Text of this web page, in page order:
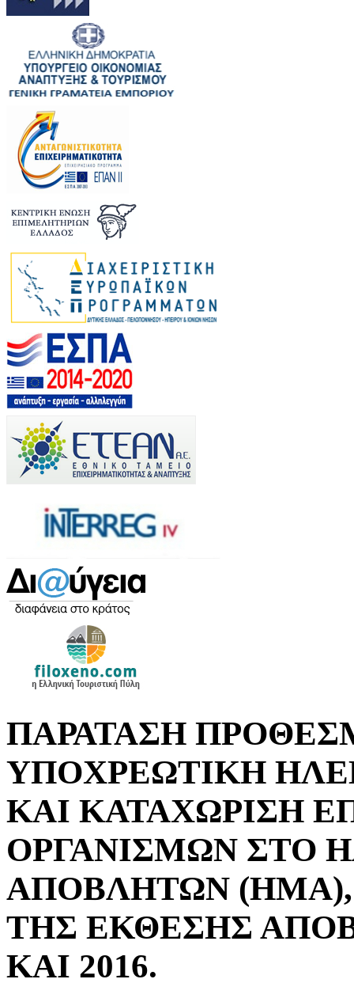
ΠΑΡΑΤΑΣΗ
ΥΠΟΧΡΕΩΤΙΚΗ
ΚΑΙ ΚΑΤΑΧΩΡΙΣΗ
ΟΡΓΑΝΙΣΜΩΝ ΣΤΟ
ΑΠΟΒΛΗΤΩΝ
ΤΗΣ ΕΚΘΕΣΗΣ
ΚΑΙ 2016.